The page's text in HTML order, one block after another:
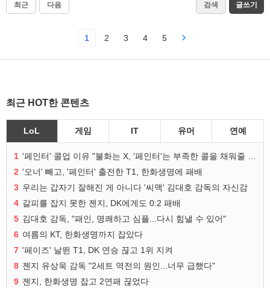
최근 다음 검색 글쓰기
1 2 3 4 5
최근 HOT한 콘텐츠
LoL 게임 IT 유머 연예
1
2 '오너' 빼고, '페인터' 출전한 T1, 한화생명에 패배
3 우리는 갑자기 잘해진 게 아니다 '씨맥' 김대호 감독의 자신감
4 갈피를 잡지 못한 젠지, DK에게도 0:2 패배
5 김대호 감독, "패인, 명쾌하고 심플...다시 힘낼 수 있어"
6 여름의 KT, 한화생명까지 잡았다
7 '페이즈' 날뛴 T1, DK 연승 끊고 1위 지켜
8 젠지 유상욱 감독 "2세트 역전의 원인...너무 급했다"
9 젠지, 한화생명 잡고 2연패 끊었다